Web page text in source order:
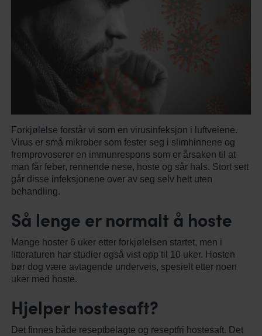
Forkjølelse forstår vi som en virusinfeksjon i luftveiene.
Virus er små mikrober som fester seg i slimhinnene og
fremprovoserer en immunrespons som er årsaken til at
man får feber, rennende nese, hoste og sår hals. Stort sett
går disse infeksjonene over av seg selv helt uten
behandling.
Så lenge er normalt å hoste
Mange hoster 6 uker etter forkjølelsen startet, men i
litteraturen har studier også vist opp til 10 uker. Hosten
bør dog være avtagende underveis, spesielt etter noen
uker med hoste.
Hjelper hostesaft?
Det finnes både reseptbelagte og reseptfri hostesaft. Det